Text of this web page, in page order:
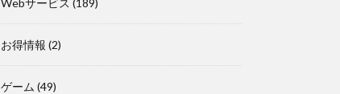
Webサービス (189)
お得情報 (2)
ゲーム (49)